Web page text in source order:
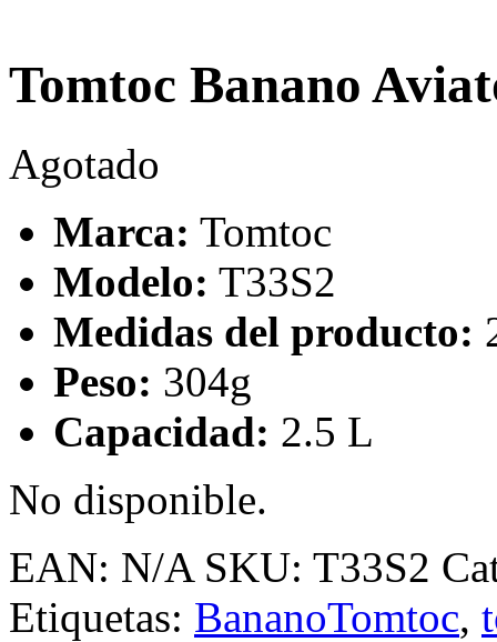
Tomtoc Banano
Agotado
Marca: Tomtoc
Modelo: T33S2
Medidas del producto:
Peso: 304g
Capacidad: 2.5 L
No disponible.
EAN: N/A SKU: T33S2
Etiquetas: BananoTomtoc,